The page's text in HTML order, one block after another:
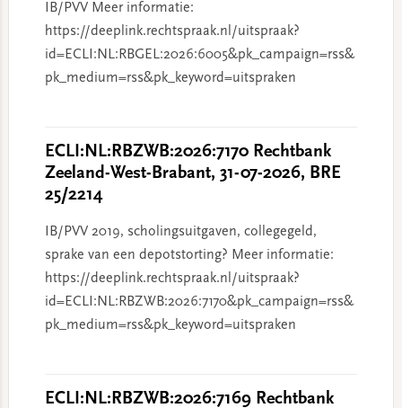
IB/PVV Meer informatie:
https://deeplink.rechtspraak.nl/uitspraak?
id=ECLI:NL:RBGEL:2026:6005&pk_campaign=rss&
pk_medium=rss&pk_keyword=uitspraken
ECLI:NL:RBZWB:2026:7170 Rechtbank
Zeeland-West-Brabant, 31-07-2026, BRE
25/2214
IB/PVV 2019, scholingsuitgaven, collegegeld,
sprake van een depotstorting? Meer informatie:
https://deeplink.rechtspraak.nl/uitspraak?
id=ECLI:NL:RBZWB:2026:7170&pk_campaign=rss&
pk_medium=rss&pk_keyword=uitspraken
ECLI:NL:RBZWB:2026:7169 Rechtbank